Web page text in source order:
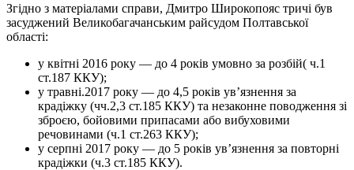
Згідно з матеріалами справи, Дмитро Широкопояс тричі був
засуджений Великобагачанським райсудом Полтавської
області:
у квітні 2016 року — до 4 років умовно за розбій( ч.1
ст.187 ККУ);
у травні.2017 року — до 4,5 років ув’язнення за
крадіжку (чч.2,3 ст.185 ККУ) та незаконне поводження зі
зброєю, бойовими припасами або вибуховими
речовинами (ч.1 ст.263 ККУ);
у серпні 2017 року — до 5 років ув’язнення за повторні
крадіжки (ч.3 ст.185 ККУ).